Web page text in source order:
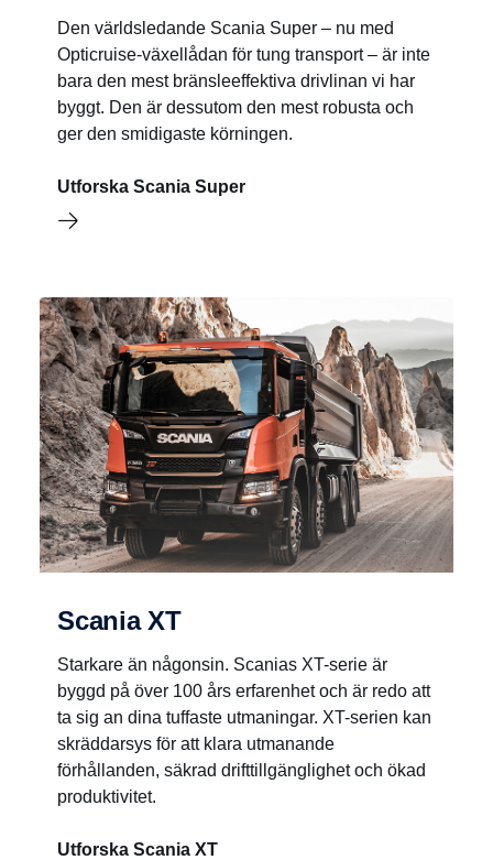
Den världsledande Scania Super – nu med
Opticruise-växellådan för tung transport – är inte
bara den mest bränsleeffektiva drivlinan vi har
byggt. Den är dessutom den mest robusta och
ger den smidigaste körningen.
Utforska Scania Super
Scania XT
Starkare än någonsin. Scanias XT-serie är
byggd på över 100 års erfarenhet och är redo att
ta sig an dina tuffaste utmaningar. XT-serien kan
skräddarsys för att klara utmanande
förhållanden, säkrad drifttillgänglighet och ökad
produktivitet.
Utforska Scania XT